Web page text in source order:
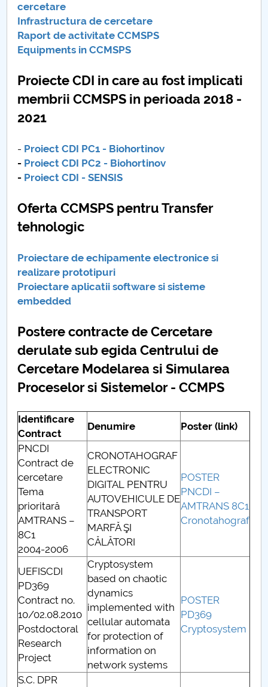
cercetare
Infrastructura de cercetare
Raport de activitate CCMSPS
Equipments in CCMSPS
Proiecte CDI in care au fost implicati
membrii CCMSPS in perioada 2018 -
2021
- Proiect CDI PC1 - Biohortinov
- Proiect CDI PC2 - Biohortinov
- Proiect CDI - SENSIS
Oferta CCMSPS pentru Transfer
tehnologic
Proiectare de echipamente electronice si
realizare prototipuri
Proiectare aplicatii software si sisteme
embedded
Postere contracte de Cercetare
derulate sub egida Centrului de
Cercetare Modelarea si Simularea
Proceselor si Sistemelor - CCMPS
Identificare
Contract
Denumire
Poster (link)
PNCDI
Contract de
cercetare
Tema
prioritară
AMTRANS –
8C1
2004-2006
CRONOTAHOGRAF
ELECTRONIC
DIGITAL PENTRU
AUTOVEHICULE DE
TRANSPORT
MARFĂ ŞI
CĂLĂTORI
POSTER
PNCDI –
AMTRANS 8C1
Cronotahograf
UEFISCDI
PD369
Contract no.
10/02.08.2010
Postdoctoral
Research
Project
Cryptosystem
based on chaotic
dynamics
implemented with
cellular automata
for protection of
information on
network systems
POSTER
PD369
Cryptosystem
S.C. DPR